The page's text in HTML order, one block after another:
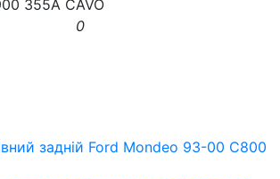
355A CAVO
0